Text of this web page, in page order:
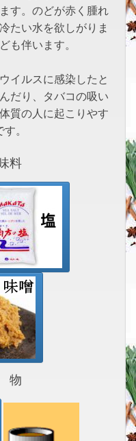
す。のどが赤く腫れ
たい水を欲しがりま
も伴います。
イルスに感染したと
だり、タバコの吸い
質の人に起こりやす
。
料
物